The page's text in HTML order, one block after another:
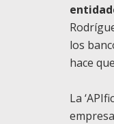
los
hace
La